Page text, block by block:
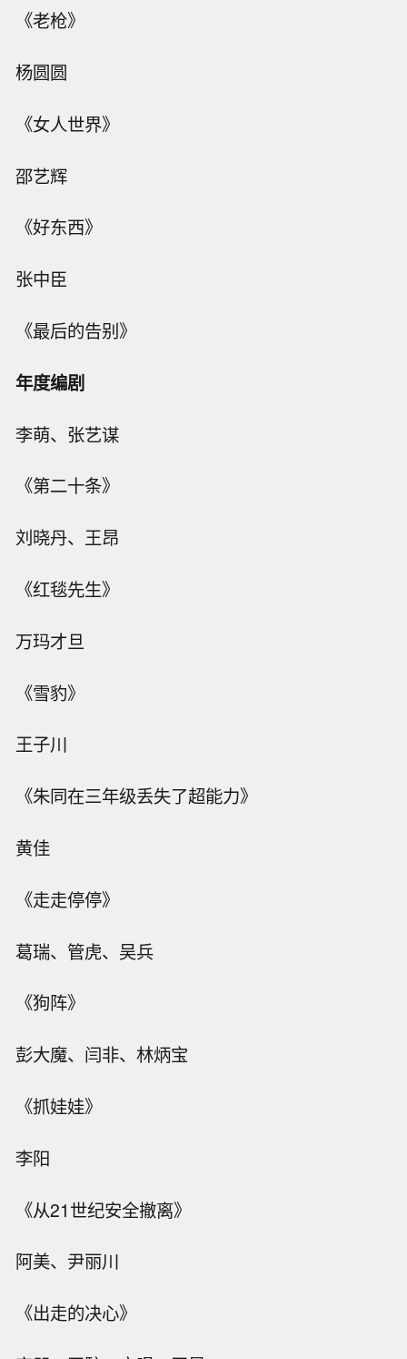
《老枪》
杨圆圆
《女人世界》
邵艺辉
《好东西》
张中臣
《最后的告别》
年度编剧
李萌、张艺谋
《第二十条》
刘晓丹、王昂
《红毯先生》
万玛才旦
《雪豹》
王子川
《朱同在三年级丢失了超能力》
黄佳
《走走停停》
葛瑞、管虎、吴兵
《狗阵》
彭大魔、闫非、林炳宝
《抓娃娃》
李阳
《从21世纪安全撤离》
阿美、尹丽川
《出走的决心》